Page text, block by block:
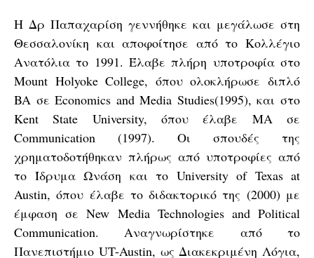
Η Δρ Παπαχαρίση γεννήθηκε και μεγάλωσε στη
Θεσσαλονίκη και αποφοίτησε από το Κολλέγιο
Ανατόλια το 1991. Έλαβε πλήρη υποτροφία στο
Mount Holyoke College, όπου ολοκλήρωσε διπλό
BA σε Economics and Media Studies(1995), και στο
Kent State University, όπου έλαβε ΜΑ σε
Communication (1997). Οι σπουδές της
χρηματοδοτήθηκαν πλήρως από υποτροφίες από
το Ίδρυμα Ωνάση και το University of Texas at
Austin, όπου έλαβε το διδακτορικό της (2000) με
έμφαση σε New Media Technologies and Political
Communication. Αναγνωρίστηκε από το
Πανεπιστήμιο UT-Austin, ως Διακεκριμένη Λόγια,